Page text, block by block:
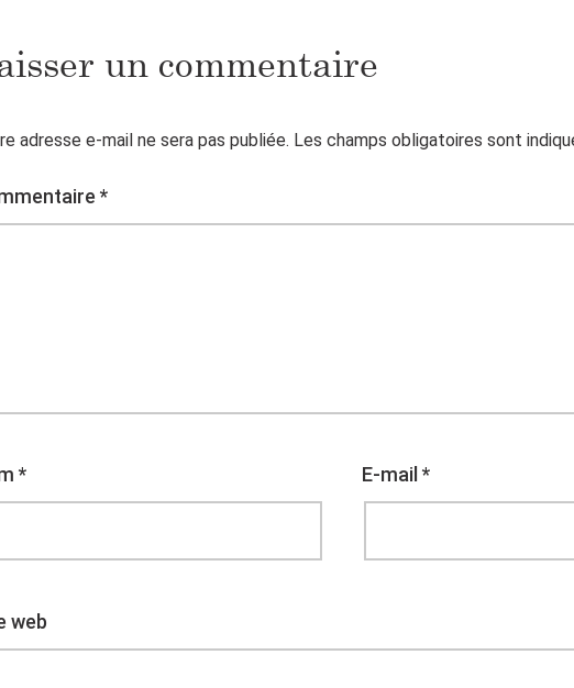
un commentaire
adresse e-mail ne sera pas publiée. Les champs obligatoires sont
*
* E-mail *
web